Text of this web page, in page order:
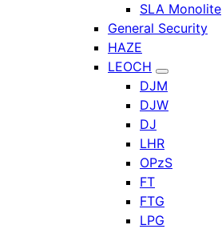
SLA Monolite
General Security
HAZE
LEOCH
DJM
DJW
DJ
LHR
OPzS
FT
FTG
LPG